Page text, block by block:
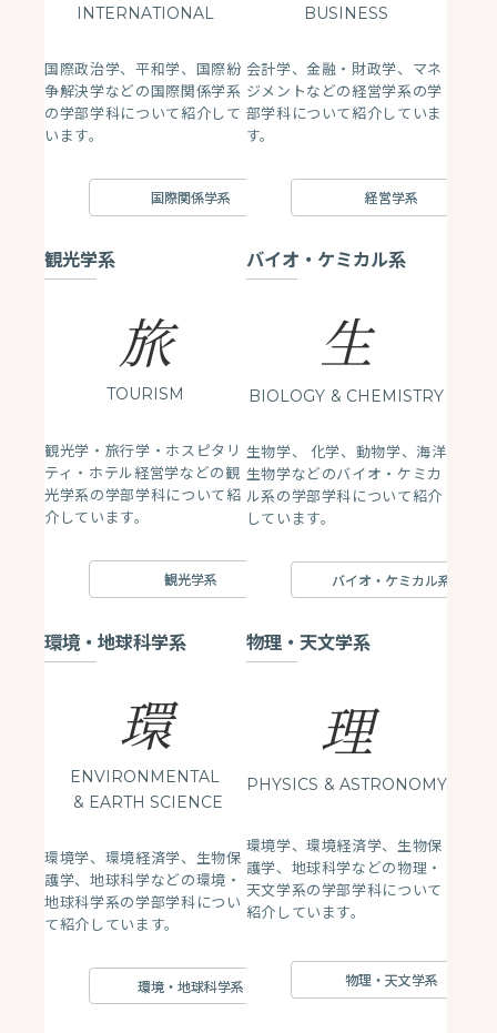
INTERNATIONAL
国際政治学、平和学、国際紛
争解決学などの国際関係学系
の学部学科について紹介して
います。
国際関係学系
BUSINESS
会計学、金融・財政学、マネ
ジメントなどの経営学系の学
部学科について紹介していま
す。
経営学系
観光学系
旅
TOURISM
観光学・旅行学・ホスピタリ
ティ・ホテル経営学などの観
光学系の学部学科について紹
介しています。
観光学系
バイオ・ケミカル系
生
BIOLOGY & CHEMISTRY
生物学、 化学、動物学、海洋
生物学などのバイオ・ケミカ
ル系の学部学科について紹介
しています。
バイオ・ケミカル系
環境・地球科学系
環
ENVIRONMENTAL
& EARTH SCIENCE
環境学、環境経済学、生物保
護学、地球科学などの環境・
地球科学系の学部学科につい
て紹介しています。
環境・地球科学系
物理・天文学系
理
PHYSICS & ASTRONOMY
環境学、環境経済学、生物保
護学、地球科学などの物理・
天文学系の学部学科について
紹介しています。
物理・天文学系